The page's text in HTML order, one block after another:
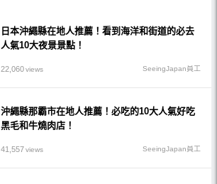
日本沖繩縣在地人推薦！看到海洋和街道的必去
人氣10大夜景景點！
22,060views SeeingJapan員工
沖繩縣那霸市在地人推薦！必吃的10大人氣好吃
黑毛和牛燒肉店！
41,557views SeeingJapan員工